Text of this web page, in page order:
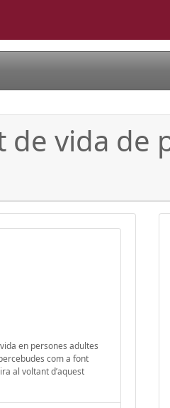
vida de
en persones adultes
com a font
al voltant d’aquest